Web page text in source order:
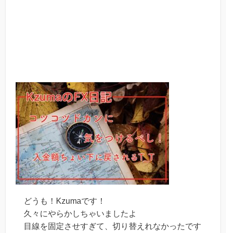
どうも！Kzumaです！
久々にやらかしちゃいましたよ
目線を固定させすぎて、切り替えれなかったです